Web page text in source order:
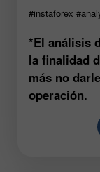
#instaforex
*El análisis
la finalidad
más no
operación.